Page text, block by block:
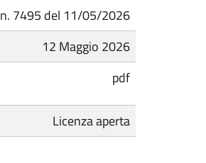
n. 7495 del 11/05/2026
12 Maggio 2026
pdf
Licenza aperta